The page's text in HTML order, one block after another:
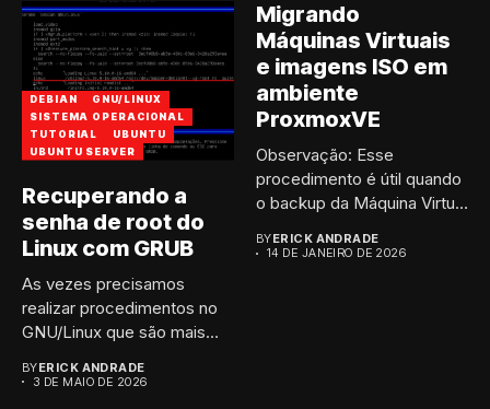
DEBIAN
GNU/LINUX
SISTEMA OPERACIONAL
TUTORIAL
UBUNTU
UBUNTU SERVER
Recuperando a
senha de root do
Linux com GRUB
As vezes precisamos
realizar procedimentos no
GNU/Linux que são mais
BYERICK ANDRADE
3 DE MAIO DE 2026
Migrando
Máquinas Virtuais
e imagens ISO em
ambiente
ProxmoxVE
Observação: Esse
procedimento é útil quando
o backup da Máquina Virtual
BYERICK ANDRADE
14 DE JANEIRO DE 2026